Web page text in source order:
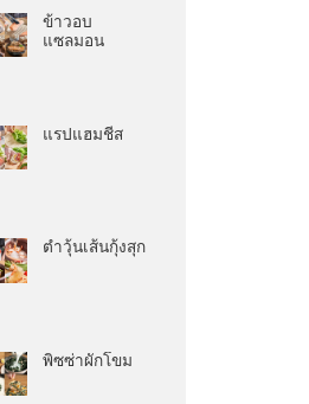
ข้าวอบ
แซลมอน
แรปแฮมชีส
ตำวุ้นเส้นกุ้งสุก
พิซซ่าผักโขม